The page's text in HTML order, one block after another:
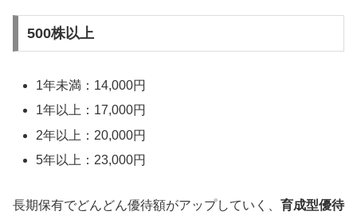
500株以上
1年未満：14,000円
1年以上：17,000円
2年以上：20,000円
5年以上：23,000円
長期保有でどんどん優待額がアップしていく、 育成型優待